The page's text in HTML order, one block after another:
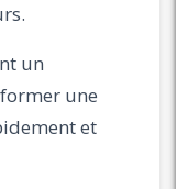
un
une
et